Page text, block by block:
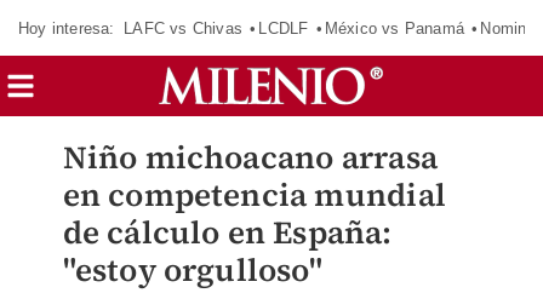
Hoy interesa: LAFC vs Chivas LCDLF México vs Panamá
Niño michoacano arrasa
en competencia mundial
de cálculo en España:
"estoy orgulloso"